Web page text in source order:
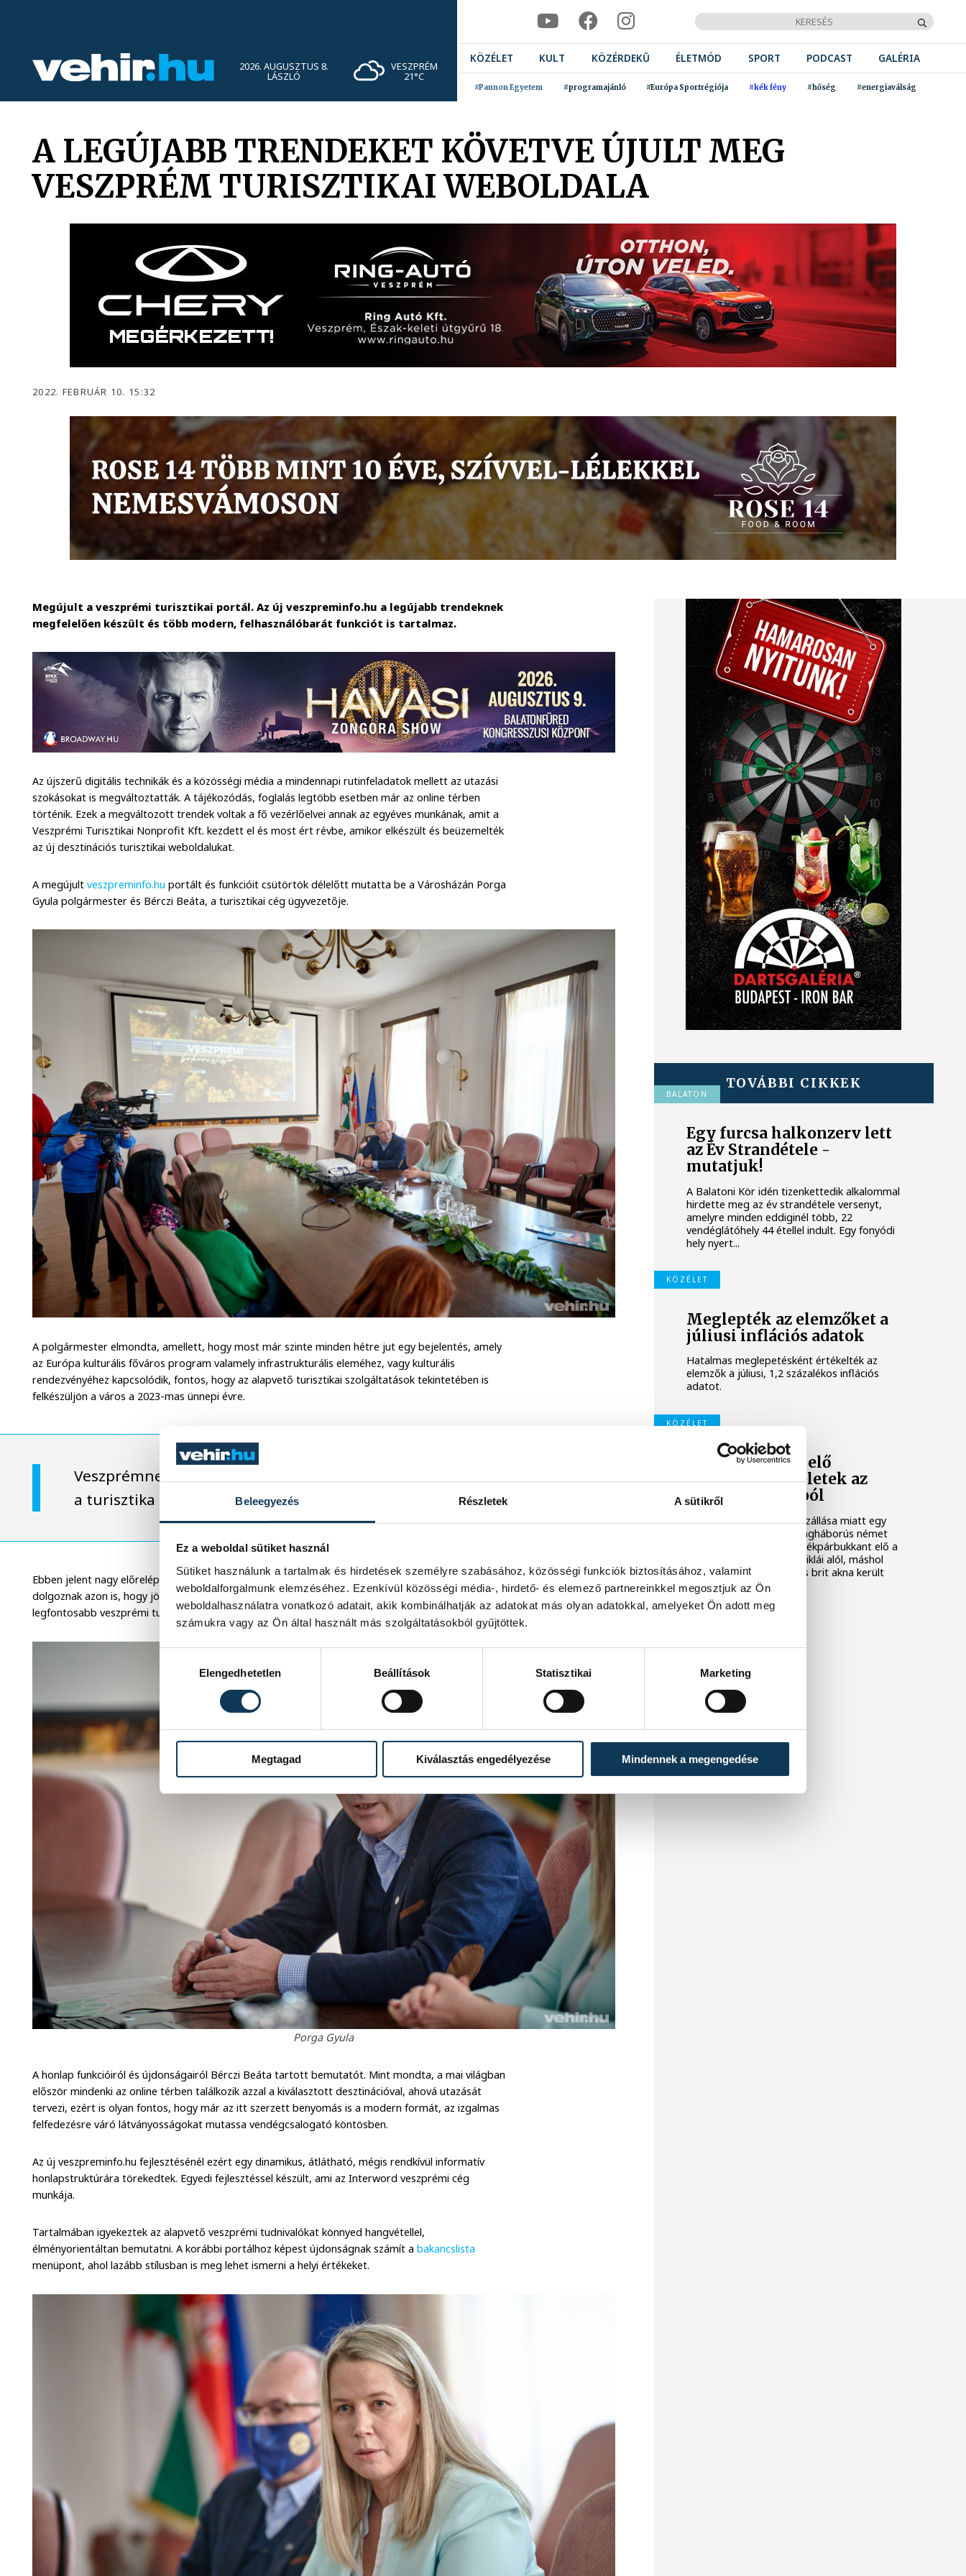
Beleegyezés Részletek A sütikről
Ez a weboldal sütiket használ
Sütiket használunk a tartalmak és hirdetések személyre szabásához, közösségi funkciók biztosításához, valamint
weboldalforgalmunk elemzéséhez. Ezenkívül közösségi média-, hirdető- és elemező partnereinkkel megosztjuk az Ön
weboldalhasználatra vonatkozó adatait, akik kombinálhatják az adatokat más olyan adatokkal, amelyeket Ön adott meg
számukra vagy az Ön által használt más szolgáltatásokból gyűjtöttek.
Elengedhetetlen
Beállítások Statisztikai Marketing
Megtagad Kiválasztás engedélyezése Mindennek a megengedése
2026. AUGUSZTUS 8.
LÁSZLÓ
VESZPRÉM
21°C
KÖZÉLET KULT KÖZÉRDEKŰ ÉLETMÓD SPORT PODCAST GALÉRIA
#Pannon Egyetem #programajánló #Európa Sportrégiója #kék fény #hőség #energiaválság
A LEGÚJABB TRENDEKET KÖVETVE ÚJULT MEG
VESZPRÉM TURISZTIKAI WEBOLDALA
2022. FEBRUÁR 10. 15:32
Megújult a veszprémi turisztikai portál. Az új veszpreminfo.hu a legújabb trendeknek
megfelelően készült és több modern, felhasználóbarát funkciót is tartalmaz.
Az újszerű digitális technikák és a közösségi média a mindennapi rutinfeladatok mellett az utazási
szokásokat is megváltoztatták. A tájékozódás, foglalás legtöbb esetben már az online térben
történik. Ezek a megváltozott trendek voltak a fő vezérlőelvei annak az egyéves munkának, amit a
Veszprémi Turisztikai Nonprofit Kft. kezdett el és most ért révbe, amikor elkészült és beüzemelték
az új desztinációs turisztikai weboldalukat.
A megújultveszpreminfo.hu portált és funkcióit csütörtök délelőtt mutatta be a Városházán Porga
Gyula polgármester és Bérczi Beáta, a turisztikai cég ügyvezetője.
A polgármester elmondta, amellett, hogy most már szinte minden hétre jut egy bejelentés, amely
az Európa kulturális főváros program valamely infrastrukturális eleméhez, vagy kulturális
rendezvényéhez kapcsolódik, fontos, hogy az alapvető turisztikai szolgáltatások tekintetében is
felkészüljön a város a 2023-mas ünnepi évre.
Veszprémnek mint önálló márkának is meg kell jelennie
a turisztika területén – hangsúlyozta Porga Gyula.
Ebben jelent nagy előrelépést a most beüzemelt új honlap, valamint a polgármester megemlítette,
dolgoznak azon is, hogy jövőre egy egységes jegyrendszerben lehessen majd belépőket váltani a
legfontosabb veszprémi turisztikai attrakciókhoz.
Porga Gyula
A honlap funkcióiról és újdonságairól Bérczi Beáta tartott bemutatót. Mint mondta, a mai világban
először mindenki az online térben találkozik azzal a kiválasztott desztinációval, ahová utazását
tervezi, ezért is olyan fontos, hogy már az itt szerzett benyomás is a modern formát, az izgalmas
felfedezésre váró látványosságokat mutassa vendégcsalogató köntösben.
Az új veszpreminfo.hu fejlesztésénél ezért egy dinamikus, átlátható, mégis rendkívül informatív
honlapstruktúrára törekedtek. Egyedi fejlesztéssel készült, ami az Interword veszprémi cég
munkája.
Tartalmában igyekeztek az alapvető veszprémi tudnivalókat könnyed hangvétellel,
élményorientáltan bemutatni. A korábbi portálhoz képest újdonságnak számít abakancslista
menüpont, ahol lazább stílusban is meg lehet ismerni a helyi értékeket.
TOVÁBBI CIKKEK
BALATON
Egy furcsa halkonzerv lett
az Év Strandétele -
mutatjuk!
A Balatoni Kör idén tizenkettedik alkalommal
hirdette meg az év strandétele versenyt,
amelyre minden eddiginél több, 22
vendéglátóhely 44 étellel indult. Egy fonyódi
hely nyert...
KÖZÉLET
Meglepték az elemzőket a
júliusi inflációs adatok
Hatalmas meglepetésként értékelték az
elemzők a júliusi, 1,2 százalékos inflációs
adatot.
KÖZÉLET
Sorra kerülnek elő
világháborús leletek az
alacsony Dunából
A folyó rekordalacsony vízállása miatt egy
csaknem komplett, II. világháborús német
DKW NZ 350-1 motorkerékpárbukkant elő a
Batthyány téri rakpart sziklái alól, máshol
pedig egy közel féltonnás brit akna került
elő.